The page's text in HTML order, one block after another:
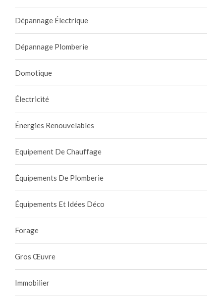
Dépannage Électrique
Dépannage Plomberie
Domotique
Électricité
Énergies Renouvelables
Equipement De Chauffage
Équipements De Plomberie
Équipements Et Idées Déco
Forage
Gros Œuvre
Immobilier